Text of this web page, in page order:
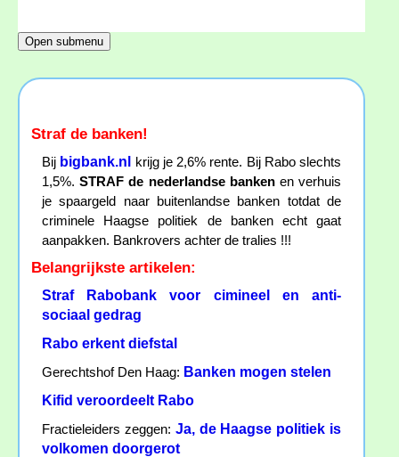
Straf de banken!
Bij bigbank.nl
krijg je 2,6% rente. Bij Rabo slechts
1,5%.STRAF de nederlandse bankenen verhuis
je spaargeld naar buitenlandse banken totdat de
criminele Haagse politiek de banken echt gaat
aanpakken. Bankrovers achter de tralies !!!
Belangrijkste artikelen:
Straf Rabobank voor cimineel en anti-
sociaal gedrag
Rabo erkent diefstal
Gerechtshof Den Haag: Banken mogen stelen
Kifid veroordeelt Rabo
Fractieleiders zeggen: Ja, de Haagse politiek is
volkomen doorgerot